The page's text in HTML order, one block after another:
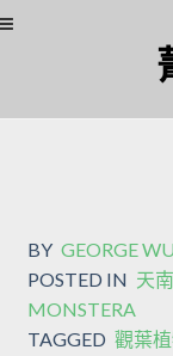
BY GEORGE WU
POSTED IN 天
MONSTERA
TAGGED 觀葉